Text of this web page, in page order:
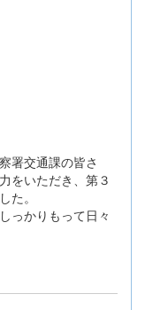
署交通課の皆さ
をいただき、第３
た。
っかりもって日々